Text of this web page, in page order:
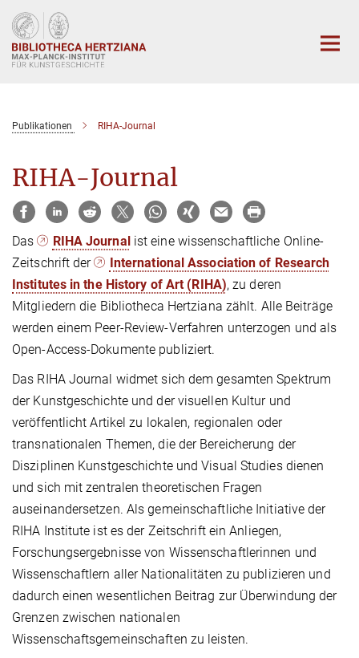
Hauptinhalt
Publikationen RIHA-Journal
RIHA-Journal
Das RIHA Journal ist eine wissenschaftliche Online-
Zeitschrift der
International Association of Research
Institutes in the History of Art (RIHA), zu deren
Mitgliedern die Bibliotheca Hertziana zählt. Alle Beiträge
werden einem Peer-Review-Verfahren unterzogen und als
Open-Access-Dokumente publiziert.
Das RIHA Journal widmet sich dem gesamten Spektrum
der Kunstgeschichte und der visuellen Kultur und
veröffentlicht Artikel zu lokalen, regionalen oder
transnationalen Themen, die der Bereicherung der
Disziplinen Kunstgeschichte und Visual Studies dienen
und sich mit zentralen theoretischen Fragen
auseinandersetzen. Als gemeinschaftliche Initiative der
RIHA Institute ist es der Zeitschrift ein Anliegen,
Forschungsergebnisse von Wissenschaftlerinnen und
Wissenschaftlern aller Nationalitäten zu publizieren und
dadurch einen wesentlichen Beitrag zur Überwindung der
Grenzen zwischen nationalen
Wissenschaftsgemeinschaften zu leisten.